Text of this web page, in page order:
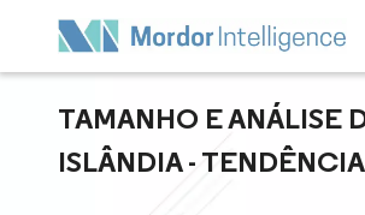
TAMANHO E ANÁLISE
ISLÂNDIA -